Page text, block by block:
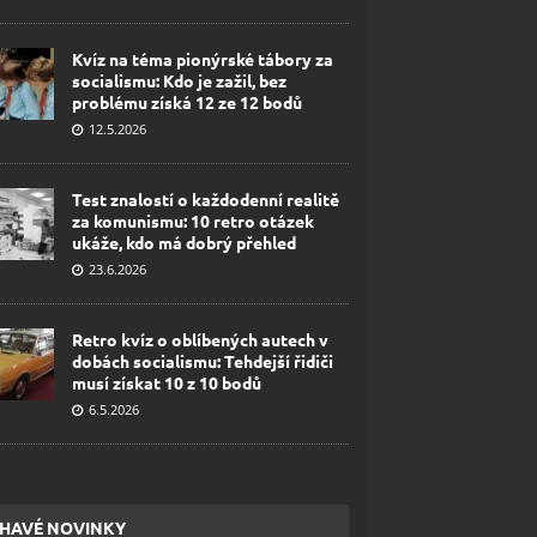
Kvíz na téma pionýrské tábory za
socialismu: Kdo je zažil, bez
problému získá 12 ze 12 bodů
12.5.2026
Test znalostí o každodenní realitě
za komunismu: 10 retro otázek
ukáže, kdo má dobrý přehled
23.6.2026
Retro kvíz o oblíbených autech v
dobách socialismu: Tehdejší řidiči
musí získat 10 z 10 bodů
6.5.2026
NOVINKY